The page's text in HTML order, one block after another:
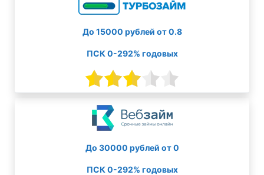
До 15000 рублей от 0.8
ПСК 0-292% годовых
До 30000 рублей от 0
ПСК 0-292% годовых